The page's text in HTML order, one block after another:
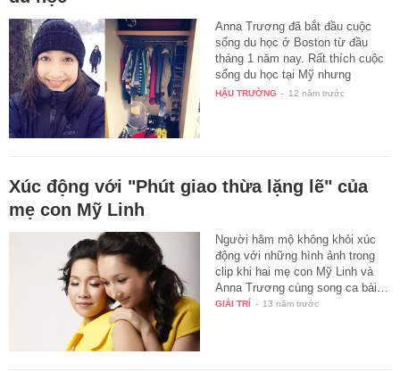
Anna Trương đã bắt đầu cuộc
sống du học ở Boston từ đầu
tháng 1 năm nay. Rất thích cuộc
sống du học tại Mỹ nhưng
Anna…
HẬU TRƯỜNG - 12 năm trước
Xúc động với "Phút giao thừa lặng lẽ" của
mẹ con Mỹ Linh
Người hâm mộ không khỏi xúc
động với những hình ảnh trong
clip khi hai mẹ con Mỹ Linh và
Anna Trương cùng song ca bài…
GIẢI TRÍ - 13 năm trước